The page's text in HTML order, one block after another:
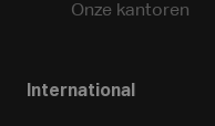
Onze kantoren
International